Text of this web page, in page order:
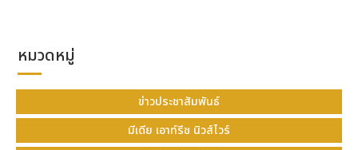
หมวดหมู่
ข่าวประชาสัมพันธ์
มีเดีย เอาท์รีช นิวส์ไวร์